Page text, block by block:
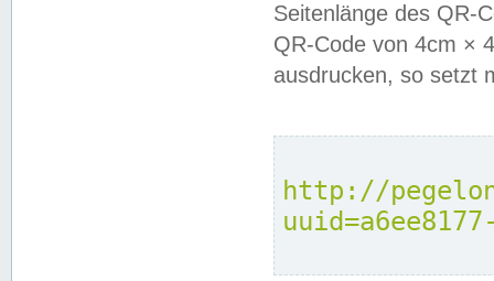
Seitenlänge des QR-
QR-Code von 4cm ×
ausdrucken, so setzt
http://